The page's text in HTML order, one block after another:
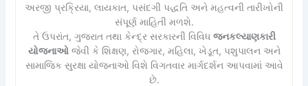
અરજી પ્રક્રિયા, લાયકાત, પસંદગી પદ્ધતિ અને મહત્વની તારીખોની
સંપૂર્ણ માહિતી મળશે.
તે ઉપરાંત, ગુજરાત તથા કેન્દ્ર સરકારની વિવિધ જનકલ્યાણકારી
યોજનાઓજેવી કે શિક્ષણ, રોજગાર, મહિલા, ખેડૂત, પશુપાલન અને
સામાજિક સુરક્ષા યોજનાઓ વિશે વિગતવાર માર્ગદર્શન આપવામાં આવે
છે.